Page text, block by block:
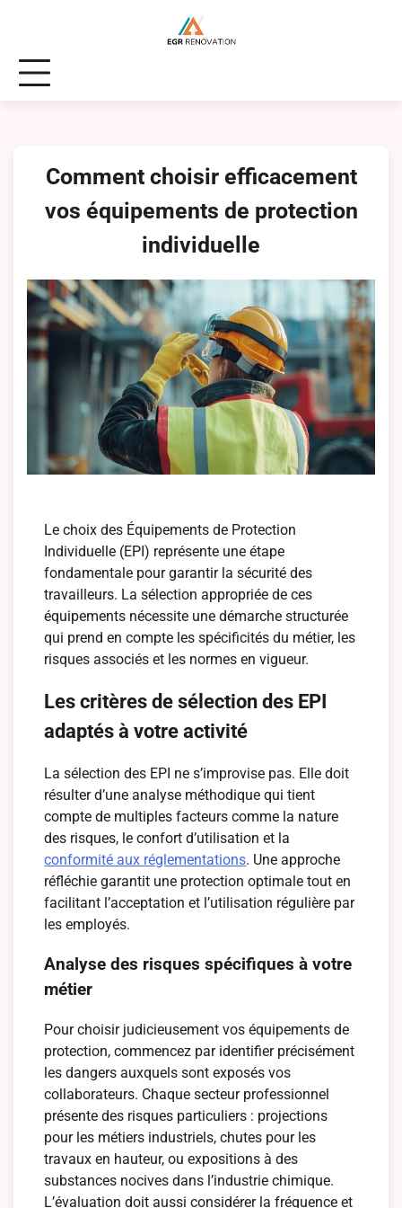
Comment choisir efficacement
vos équipements de protection
individuelle
Le choix des Équipements de Protection
Individuelle (EPI) représente une étape
fondamentale pour garantir la sécurité des
travailleurs. La sélection appropriée de ces
équipements nécessite une démarche structurée
qui prend en compte les spécificités du métier, les
risques associés et les normes en vigueur.
Les critères de sélection des EPI
adaptés à votre activité
La sélection des EPI ne s’improvise pas. Elle doit
résulter d’une analyse méthodique qui tient
compte de multiples facteurs comme la nature
des risques, le confort d’utilisation et la
conformité aux réglementations. Une approche
réfléchie garantit une protection optimale tout en
facilitant l’acceptation et l’utilisation régulière par
les employés.
Analyse des risques spécifiques à votre
métier
Pour choisir judicieusement vos équipements de
protection, commencez par identifier précisément
les dangers auxquels sont exposés vos
collaborateurs. Chaque secteur professionnel
présente des risques particuliers : projections
pour les métiers industriels, chutes pour les
travaux en hauteur, ou expositions à des
substances nocives dans l’industrie chimique.
L’évaluation doit aussi considérer la fréquence et